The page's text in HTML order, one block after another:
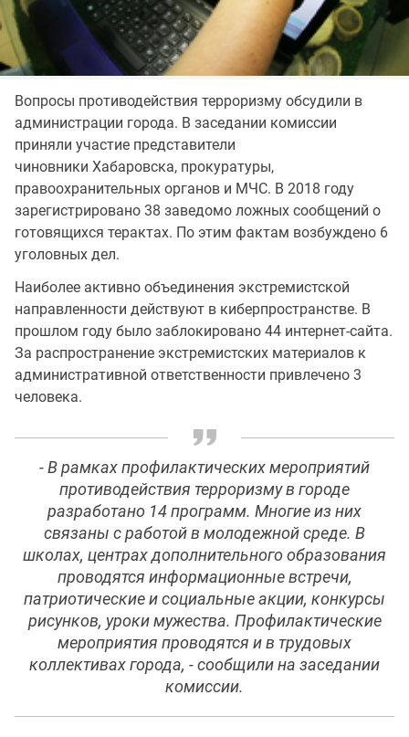
Вопросы противодействия терроризму обсудили в
администрации города. В заседании комиссии
приняли участие представители
чиновники Хабаровска, прокуратуры,
правоохранительных органов и МЧС. В 2018 году
зарегистрировано 38 заведомо ложных сообщений о
готовящихся терактах. По этим фактам возбуждено 6
уголовных дел.
Наиболее активно объединения экстремистской
направленности действуют в киберпространстве. В
прошлом году было заблокировано 44 интернет-сайта.
За распространение экстремистских материалов к
административной ответственности привлечено 3
человека.
- В рамках профилактических мероприятий
противодействия терроризму в городе
разработано 14 программ. Многие из них
связаны с работой в молодежной среде. В
школах, центрах дополнительного образования
проводятся информационные встречи,
патриотические и социальные акции, конкурсы
рисунков, уроки мужества. Профилактические
мероприятия проводятся и в трудовых
коллективах города, - сообщили на заседании
комиссии.